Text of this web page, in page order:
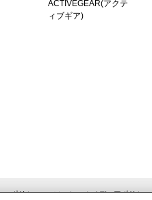
ACTIVEGEAR(アクテ
ィブギア)
ーポリシー ソーシャルメディアポリシー